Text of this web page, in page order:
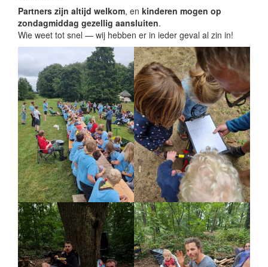
Partners zijn altijd welkom, en kinderen mogen op
zondagmiddag gezellig aansluiten.
Wie weet tot snel — wij hebben er in ieder geval al zin in!